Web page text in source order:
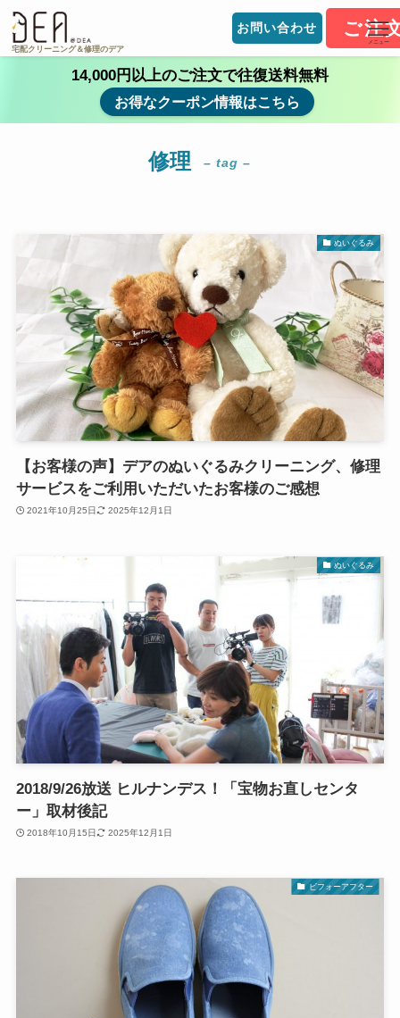
宅配クリーニング＆修理のデア
お問い合わせ ご注
メニュー
14,000円以上のご注文で往復送料無料
お得なクーポン情報はこちら
修理 – tag –
ぬいぐるみ
【お客様の声】デアのぬいぐるみクリーニング、修理
サービスをご利用いただいたお客様のご感想
2021年10月25日 2025年12月1日
ぬいぐるみ
2018/9/26放送 ヒルナンデス！「宝物お直しセンタ
ー」取材後記
2018年10月15日 2025年12月1日
ビフォーアフター